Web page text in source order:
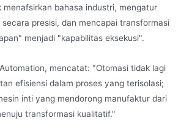
menafsirkan bahasa industri, mengatur
presisi, dan mencapai transformasi
menjadi "kapabilitas eksekusi".
mencatat: "Otomasi tidak lagi
efisiensi dalam proses yang terisolasi;
inti yang mendorong manufaktur dari
transformasi kualitatif."